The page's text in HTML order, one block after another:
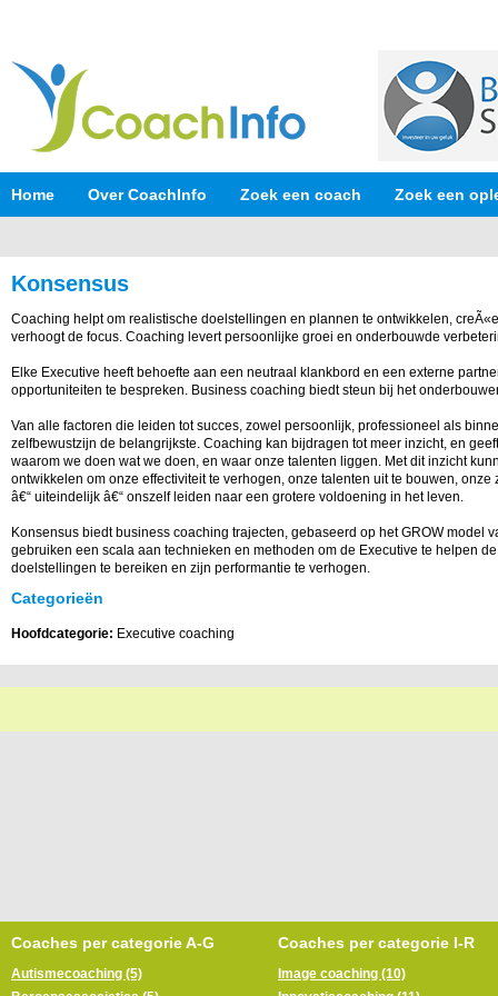
Home Over CoachInfo Zoek een coach Zoek een
Konsensus
Coaching helpt om realistische doelstellingen en plannen te ontwikkelen,
verhoogt de focus. Coaching levert persoonlijke groei en onderbouwde
Elke Executive heeft behoefte aan een neutraal klankbord en een externe
opportuniteiten te bespreken. Business coaching biedt steun bij het
Van alle factoren die leiden tot succes, zowel persoonlijk, professioneel als
zelfbewustzijn de belangrijkste. Coaching kan bijdragen tot meer inzicht, en
waarom we doen wat we doen, en waar onze talenten liggen. Met dit inzicht
ontwikkelen om onze effectiviteit te verhogen, onze talenten uit te bouwen,
â€“ uiteindelijk â€“ onszelf leiden naar een grotere voldoening in het leven.
Konsensus biedt business coaching trajecten, gebaseerd op het GROW model
gebruiken een scala aan technieken en methoden om de Executive te helpen
doelstellingen te bereiken en zijn performantie te verhogen.
Categorieën
Hoofdcategorie: Executive coaching
Coaches per categorie A-G
Autismecoaching (5)
Coaches per categorie I-R
Image coaching (10)